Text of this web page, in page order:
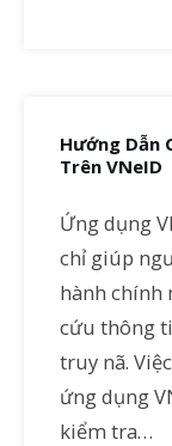
Hướng Dẫn
Trên VNeID
Ứng dụng
chỉ giúp
hành chính
cứu thông
truy nã.
ứng dụng
kiểm tra…